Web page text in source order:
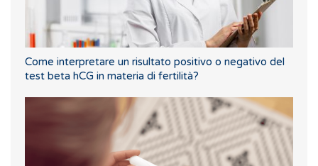
Come interpretare un risultato positivo o negativo del
test beta hCG in materia di fertilità?